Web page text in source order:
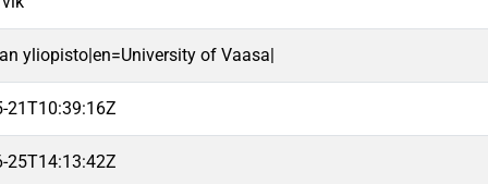
yliopisto|en=University of Vaasa|
21T10:39:16Z
25T14:13:42Z